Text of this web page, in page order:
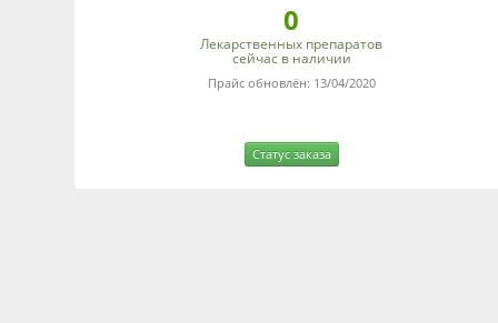
0
Лекарственных препаратов
сейчас в наличии
Прайс обновлён: 13/04/2020
Статус заказа